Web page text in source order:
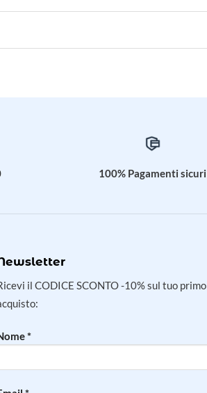
100% Pagamenti sicuri
il CODICE SCONTO -10% sul tuo primo
*